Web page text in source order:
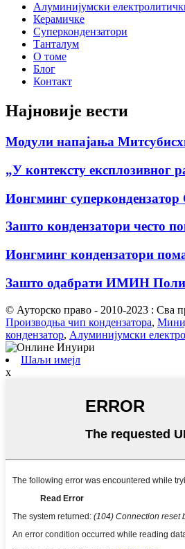
Алуминијумски
Керамичке
Суперкондензатори
Танталум
О томе
Блог
Контакт
Најновије вести
Модули напајања
„У контексту експлозивног
Ионгминг
Зашто кондензатори често
Ионгминг кондензатори
Зашто одабрати ИМИН
© Ауторско право - 2010-2023 : Сва
Производња чип кондензатора,
кондензатор, Алуминијумски
Шаљи имејл
x